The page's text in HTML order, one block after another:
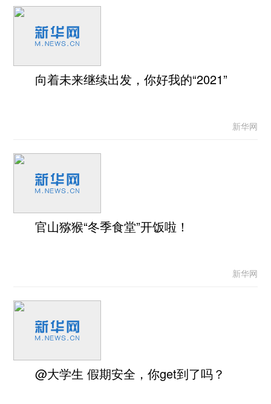
向着未来继续出发，你好我的“2021”
新华网
官山猕猴“冬季食堂”开饭啦！
新华网
@大学生 假期安全，你get到了吗？